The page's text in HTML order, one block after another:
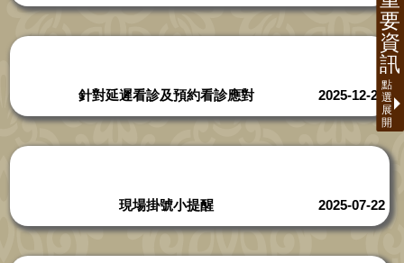
針對延遲看診及預約看診應對 2025-12-29
現場掛號小提醒 2025-07-22